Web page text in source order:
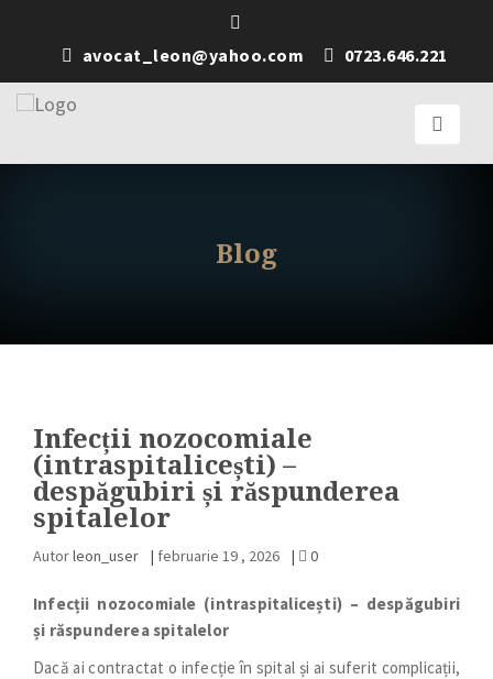
avocat_leon@yahoo.com 0723.646.221
Blog
Infecții nozocomiale
(intraspitalicești) –
despăgubiri și răspunderea
spitalelor
Autorleon_user | februarie 19 , 2026 | 0
Infecții nozocomiale (intraspitalicești) – despăgubiri
și răspunderea spitalelor
Dacă ai contractat o infecție în spital și ai suferit complicații,